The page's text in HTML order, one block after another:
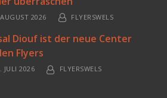
2026 FLYERSWELS
Diouf ist der neue Center
Flyers
JULI 2026 FLYERSWELS